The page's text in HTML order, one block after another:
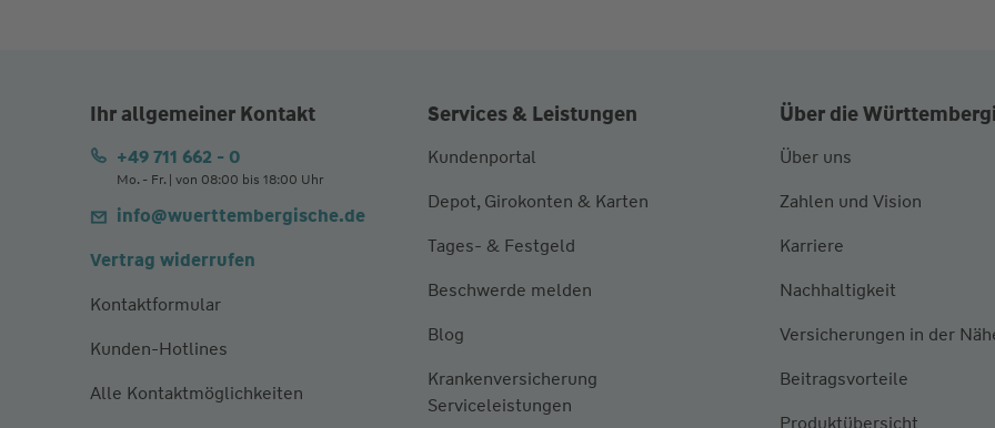
Ihr allgemeiner Kontakt
+49 711 662 - 0
Mo. - Fr. | von 08:00 bis 18:00 Uhr
info@wuerttembergische.de
Vertrag widerrufen
Kontaktformular
Kunden-Hotlines
Alle Kontaktmöglichkeiten
Services & Leistungen
Kundenportal
Depot, Girokonten & Karten
Tages- & Festgeld
Beschwerde melden
Blog
Krankenversicherung
Serviceleistungen
Über die
Über uns
Zahlen und Vision
Karriere
Nachhaltigkeit
Versicherungen in der
Beitragsvorteile